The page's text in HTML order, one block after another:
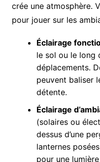
crée une atmosphère.
pour jouer sur les
Éclairage
le sol ou le long
déplacements.
peuvent baliser
détente.
Éclairage
(solaires ou
dessus d’une
lanternes
pour une